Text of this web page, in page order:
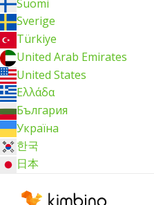
Suomi
Sverige
Türkiye
United Arab Emirates
United States
Ελλάδα
България
Україна
한국
日本